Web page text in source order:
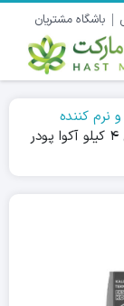
باشگاه مشتریان
نرم کننده
پودر ماشین لباسشویی لباس های رنگی ۴ کیلو آکوا پودر